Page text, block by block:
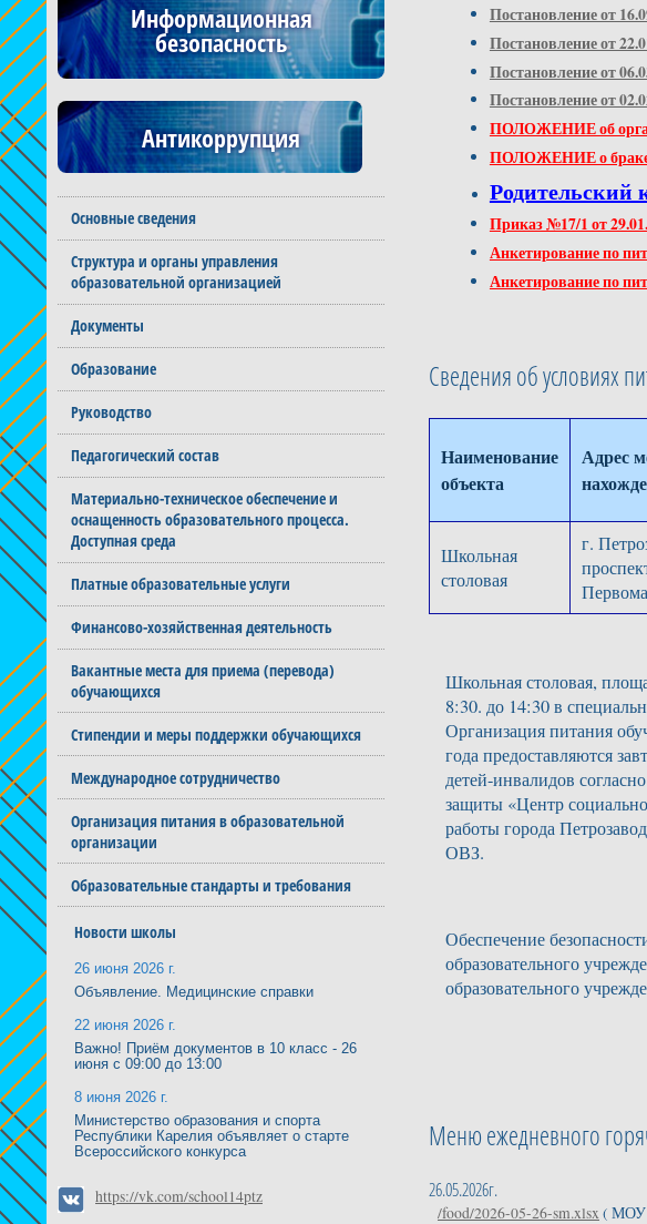
Информационная
безопасность
Антикоррупция
Основные сведения
Структура и органы управления
образовательной организацией
Документы
Образование
Руководство
Педагогический состав
Материально-техническое обеспечение и
оснащенность образовательного процесса.
Доступная среда
Платные образовательные услуги
Финансово-хозяйственная деятельность
Вакантные места для приема (перевода)
обучающихся
Стипендии и меры поддержки обучающихся
Международное сотрудничество
Организация питания в образовательной
организации
Образовательные стандарты и требования
Новости школы
26 июня 2026 г.
Объявление. Медицинские справки
22 июня 2026 г.
Важно! Приём документов в 10 класс - 26
июня с 09:00 до 13:00
8 июня 2026 г.
Министерство образования и спорта
Республики Карелия объявляет о старте
Всероссийского конкурса
https://vk.com/school14ptz
Постановление от
Постановление от
Постановление от
Постановление от
ПОЛОЖЕНИЕ об
ПОЛОЖЕНИЕ о
Родительский
Приказ №17/1 от
Анкетирование по
Анкетирование по
Сведения об условиях
Наименование
объекта
Адрес
Школьная
столовая
г.
Школьная столовая,
8:30. до 14:30 в
Организация питания
года предоставляются
детей-инвалидов
защиты «Центр
работы города
ОВЗ.
Обеспечение
образовательного
образовательного
Меню ежедневного
26.05.2026г.
/food/2026-05-26-sm.xlsx ( МОУ